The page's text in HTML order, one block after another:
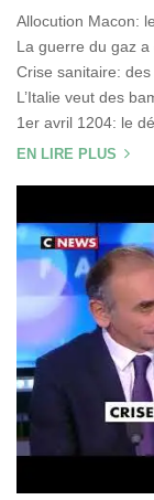
Allocution Macon:
La guerre du gaz a
Crise sanitaire:
L’Italie veut des
1er avril 1204: le
EN LIRE PLUS